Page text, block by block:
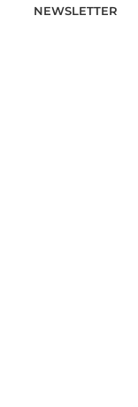
NEWSLETTER